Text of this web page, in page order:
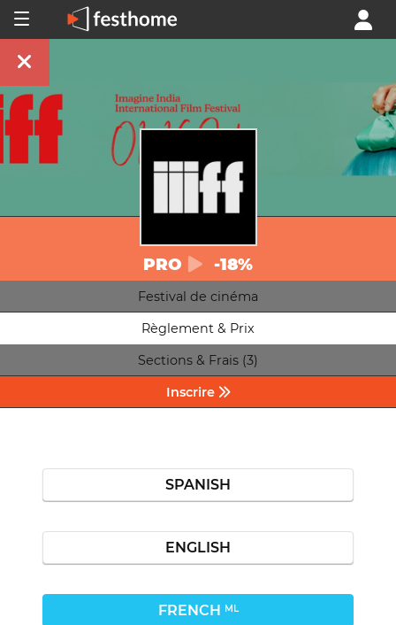
PRO -18%
Festival de cinéma
Règlement & Prix
Sections & Frais (3)
Inscrire
SPANISH
ENGLISH
FRENCH ML